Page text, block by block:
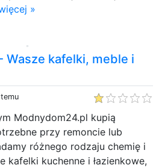
»
Wasze kafelki, meble i
Modnydom24.pl kupią
przy remoncie lub
różnego rodzaju chemię i
kafelki kuchenne i łazienkowe,